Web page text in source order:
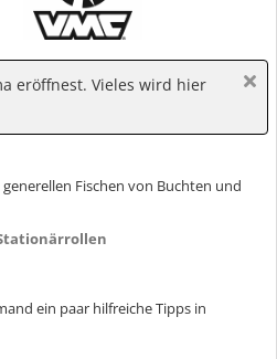
eröffnest. Vieles wird hier
Fischen von Buchten und
ein paar hilfreiche Tipps in